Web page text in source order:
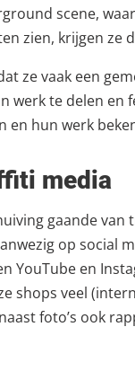
scene,
zien, krijgen
ze vaak een
werk te delen
en hun werk
media
gaande
op social
YouTube en
shops veel
foto’s ook